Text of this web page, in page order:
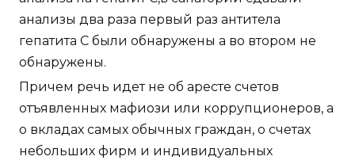
анализы два раза первый раз антитела
гепатита С были обнаружены а во втором не
обнаружены.
Причем речь идет не об аресте счетов
отъявленных мафиози или коррупционеров, а
о вкладах самых обычных граждан, о счетах
небольших фирм и индивидуальных